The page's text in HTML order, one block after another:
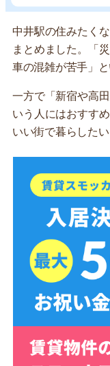
中井駅の住みたく
まとめました。「
車の混雑が苦手」
一方で「新宿や高
いう人にはおすす
いい街で暮らした